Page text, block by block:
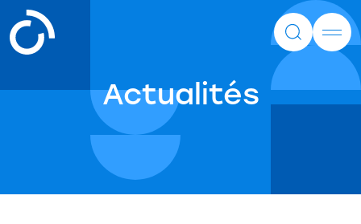
Actualités